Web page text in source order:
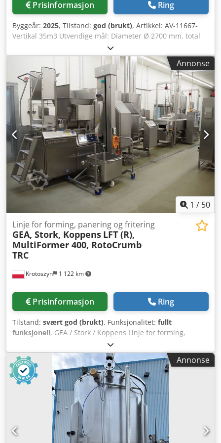
Prisinformasjon Ring
Byggeår: 2025, Tilstand: god (brukt), Artikkel: AV-11667-
Vertikal 35m3 Utvendige mål: Diameter Ø 2700 mm, total
høyde 8000 mm. Sylindrisk høyde: 6000 mm. NY - Vertikal
rustfri tank – 5 stk. Mannhull i bunn og med konisk topp og
bunn. Dcodpfjigq D Hjx Amljk Kan leveres på
ben/bunnskjørt, og mulighet for ny isolering ferdig med
valgfrie trapesplater. AISI 316.
Annonse
1 / 50
Krotoszyn 1 122 km
Linje for forming, panering og fritering
GEA, Stork, Koppens LFT (R),
MultiFormer 400, RotoCrumb
TRC
Prisinformasjon Ring
Tilstand: svært god (brukt), Funksjonalitet: fullt
funksjonell, GEA / Stork / Koppens Linje for forming,
panering og fritering Produsent: GEA / Stork / Koppens
Type linje: forming, panering og fritering av næringsmidler
Linjen består av følgende enheter: 1. Kjøttbeholder
(rustfritt stål) Kapasitet: 200 l 2. Løfter for 200 l beholdere
Produsent: CFS Type: LFT (R) Maskinnummer: 1642
Strømforsyning: 400 V, 3 faser, 50 Hz Effekt: 0,55 kW
Strømforbruk: 1,8 A Vekt: 310 kg Løftehøyde: opptil 2200
mm (justerbar) Mål: 1200 × 1300 × 3000 mm 3.
Formingsmaskin Produsent: GEA Food Solutions Bakel B.V.
Modell: MultiFormer 400 Maskinnummer: E022110205415
Annonse